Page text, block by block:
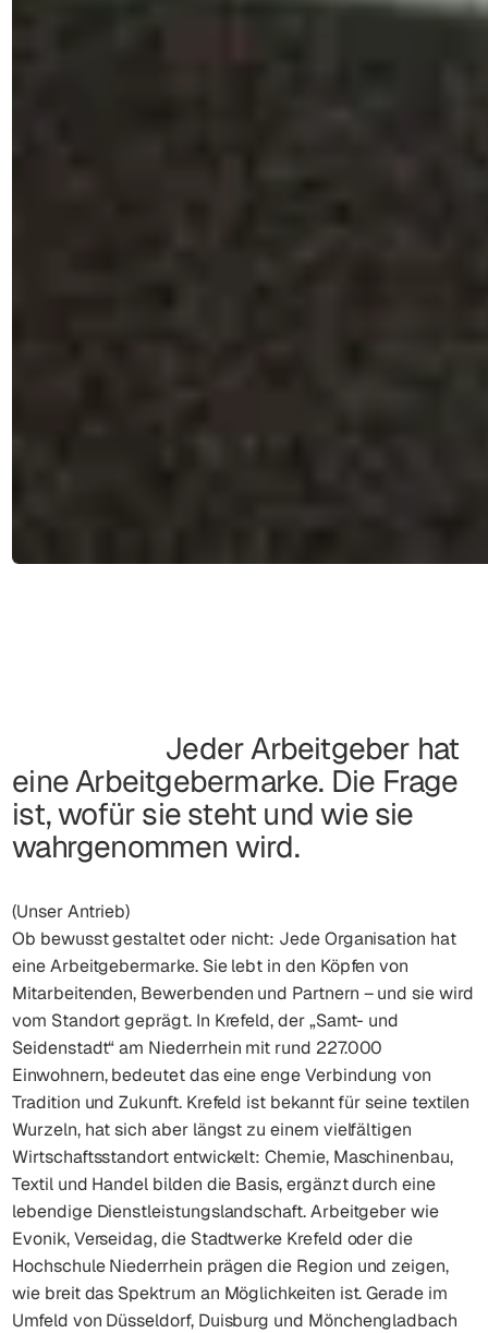
Jeder Arbeitgeber hat
eine Arbeitgebermarke. Die Frage
ist, wofür sie steht und wie sie
wahrgenommen wird.
(Unser Antrieb)
Ob bewusst gestaltet oder nicht: Jede Organisation hat
eine Arbeitgebermarke. Sie lebt in den Köpfen von
Mitarbeitenden, Bewerbenden und Partnern – und sie wird
vom Standort geprägt. In Krefeld, der „Samt- und
Seidenstadt“ am Niederrhein mit rund 227.000
Einwohnern, bedeutet das eine enge Verbindung von
Tradition und Zukunft. Krefeld ist bekannt für seine textilen
Wurzeln, hat sich aber längst zu einem vielfältigen
Wirtschaftsstandort entwickelt: Chemie, Maschinenbau,
Textil und Handel bilden die Basis, ergänzt durch eine
lebendige Dienstleistungslandschaft. Arbeitgeber wie
Evonik, Verseidag, die Stadtwerke Krefeld oder die
Hochschule Niederrhein prägen die Region und zeigen,
wie breit das Spektrum an Möglichkeiten ist. Gerade im
Umfeld von Düsseldorf, Duisburg und Mönchengladbach